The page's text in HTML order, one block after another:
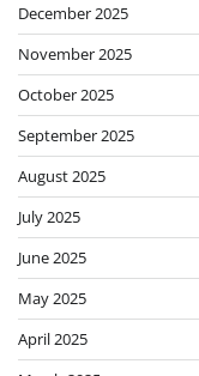
December 2025
November 2025
October 2025
September 2025
August 2025
July 2025
June 2025
May 2025
April 2025